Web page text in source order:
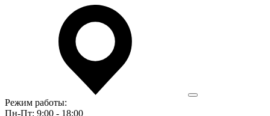
Режим работы:
Пн-Пт: 9:00 - 18:00